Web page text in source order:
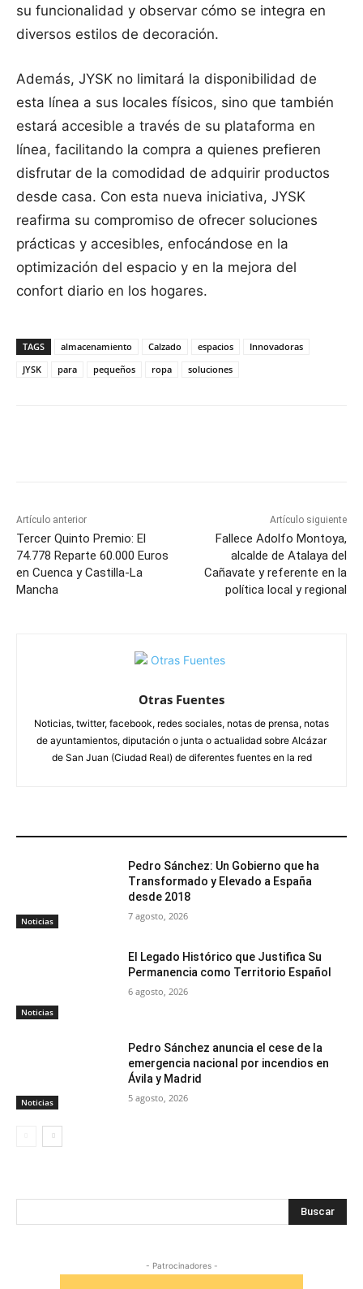
su funcionalidad y observar cómo se integra en
diversos estilos de decoración.
Además, JYSK no limitará la disponibilidad de
esta línea a sus locales físicos, sino que también
estará accesible a través de su plataforma en
línea, facilitando la compra a quienes prefieren
disfrutar de la comodidad de adquirir productos
desde casa. Con esta nueva iniciativa, JYSK
reafirma su compromiso de ofrecer soluciones
prácticas y accesibles, enfocándose en la
optimización del espacio y en la mejora del
confort diario en los hogares.
TAGS almacenamiento Calzado espacios
Innovadoras
JYSK
para pequeños ropa soluciones
Artículo anterior
Tercer Quinto Premio: El
74.778 Reparte 60.000 Euros
en Cuenca y Castilla-La
Mancha
Artículo siguiente
Fallece Adolfo Montoya,
alcalde de Atalaya del
Cañavate y referente en la
política local y regional
Otras Fuentes
Noticias, twitter, facebook, redes sociales, notas de prensa, notas
de ayuntamientos, diputación o junta o actualidad sobre Alcázar
de San Juan (Ciudad Real) de diferentes fuentes en la red
Noticias
Pedro Sánchez: Un Gobierno que ha
Transformado y Elevado a España
desde 2018
7 agosto, 2026
Noticias
El Legado Histórico que Justifica Su
Permanencia como Territorio Español
6 agosto, 2026
Noticias
Pedro Sánchez anuncia el cese de la
emergencia nacional por incendios en
Ávila y Madrid
5 agosto, 2026
Buscar
- Patrocinadores -